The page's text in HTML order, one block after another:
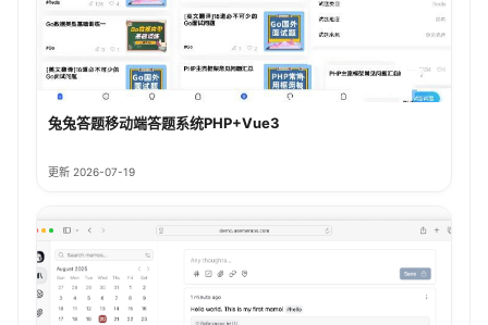
兔兔答题移动端答题系统PHP+Vue3
更新 2026-07-19